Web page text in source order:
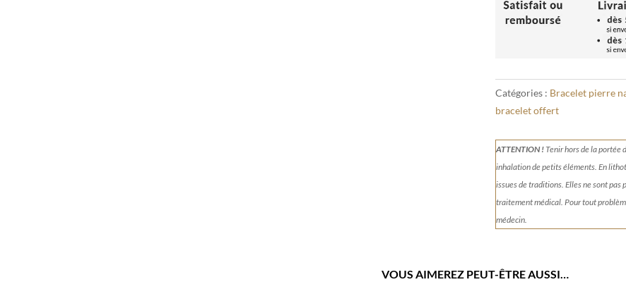
8mm
Catégories : Bracelet pierre
bracelet offert
ATTENTION !Tenirhors de la portée
inhalation de petits éléments.En
issues de traditions. Elles ne sont
traitement médical. Pour tout
médecin.
VOUS AIMEREZ PEUT-ÊTRE AUSSI…